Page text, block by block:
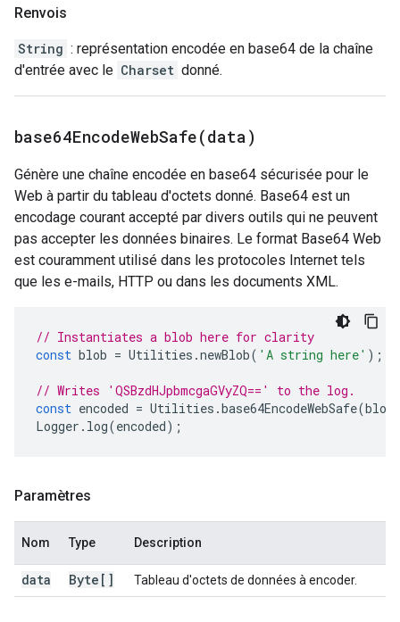
Renvois
String : représentation encodée en base64 de la chaîne
d'entrée avec le Charset donné.
base64EncodeWebSafe(data)
Génère une chaîne encodée en base64 sécurisée pour le
Web à partir du tableau d'octets donné. Base64 est un
encodage courant accepté par divers outils qui ne peuvent
pas accepter les données binaires. Le format Base64 Web
est couramment utilisé dans les protocoles Internet tels
que les e-mails, HTTP ou dans les documents XML.
// Instantiates a blob here for clarity
const blob = Utilities .newBlob( 'A string here' );
// Writes 'QSBzdHJpbmcgaGVyZQ==' to the log.
const encoded = Utilities .base64EncodeWebSafe(blob
Logger . log(encoded);
Paramètres
Nom Type Description
data Byte[] Tableau d'octets de données à encoder.